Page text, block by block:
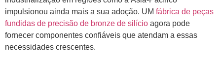
impulsionou ainda mais a sua adoção. UM fábrica de peças
fundidas de precisão de bronze de silício agora pode
fornecer componentes confiáveis ​​que atendam a essas
necessidades crescentes.